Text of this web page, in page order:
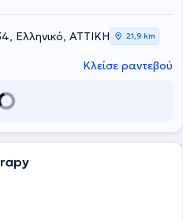
Ελληνικό, ΑΤΤΙΚΗ 21,9 km
Κλείσε ραντεβού